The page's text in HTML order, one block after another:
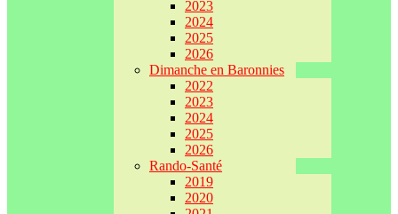
2023
2024
2025
2026
Dimanche en Baronnies
2022
2023
2024
2025
2026
Rando-Santé
2019
2020